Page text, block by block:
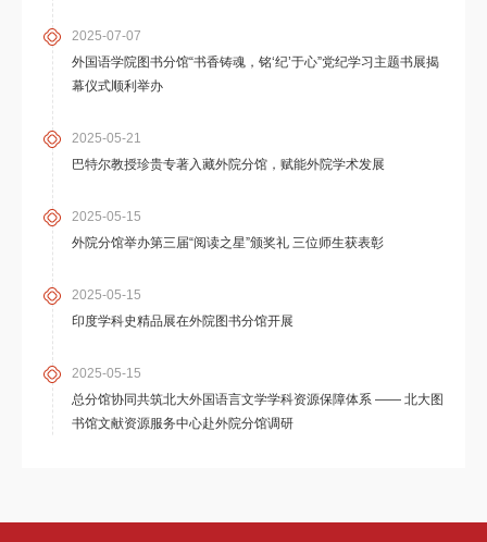
2025-07-07
外国语学院图书分馆“书香铸魂，铭‘纪’于心”党纪学习主题书展揭
幕仪式顺利举办
2025-05-21
巴特尔教授珍贵专著入藏外院分馆，赋能外院学术发展
2025-05-15
外院分馆举办第三届“阅读之星”颁奖礼 三位师生获表彰
2025-05-15
印度学科史精品展在外院图书分馆开展
2025-05-15
总分馆协同共筑北大外国语言文学学科资源保障体系 —— 北大图
书馆文献资源服务中心赴外院分馆调研